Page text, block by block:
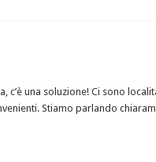
una soluzione! Ci sono
Stiamo parlando